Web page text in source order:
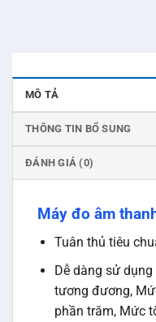
MÔ TẢ
THÔNG TIN BỔ SUNG
ĐÁNH GIÁ (0)
Máy đo âm
Tuân thủ tiêu
Dễ dàng sử
tương đương,
phần trăm, Mức